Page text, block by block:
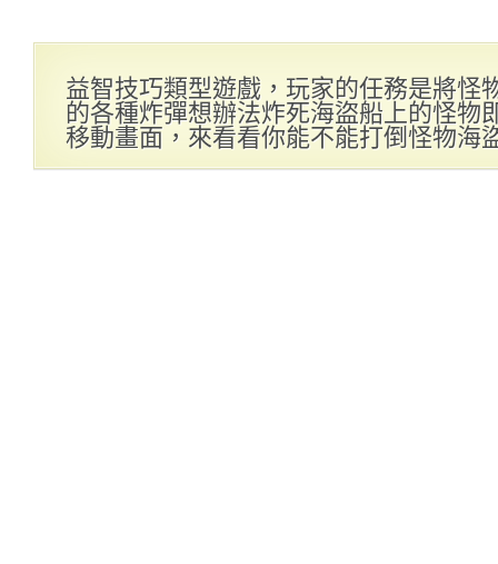
益智技巧類型遊戲，玩家的任務是將怪
的各種炸彈想辦法炸死海盜船上的怪物
移動畫面，來看看你能不能打倒怪物海